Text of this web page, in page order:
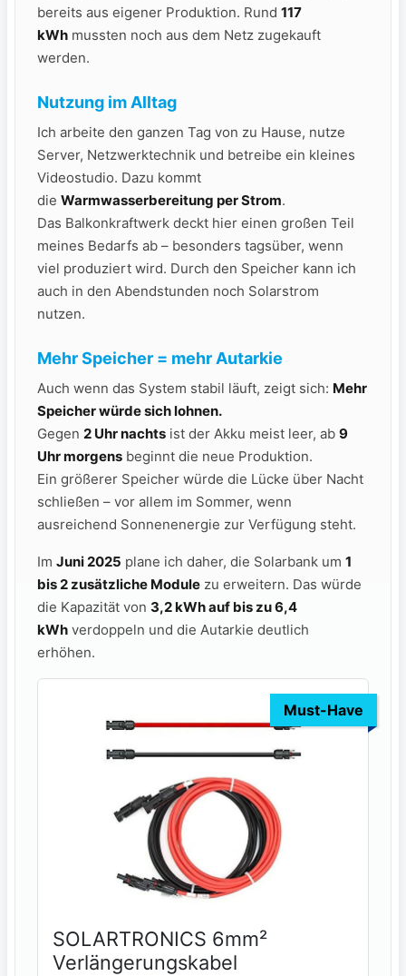
bereits aus eigener Produktion. Rund 117
kWh mussten noch aus dem Netz zugekauft
werden.
Nutzung im Alltag
Ich arbeite den ganzen Tag von zu Hause, nutze
Server, Netzwerktechnik und betreibe ein kleines
Videostudio. Dazu kommt
die Warmwasserbereitung per Strom.
Das Balkonkraftwerk deckt hier einen großen Teil
meines Bedarfs ab – besonders tagsüber, wenn
viel produziert wird. Durch den Speicher kann ich
auch in den Abendstunden noch Solarstrom
nutzen.
Mehr Speicher = mehr Autarkie
Auch wenn das System stabil läuft, zeigt sich: Mehr
Speicher würde sich lohnen.
Gegen 2 Uhr nachts ist der Akku meist leer, ab 9
Uhr morgens beginnt die neue Produktion.
Ein größerer Speicher würde die Lücke über Nacht
schließen – vor allem im Sommer, wenn
ausreichend Sonnenenergie zur Verfügung steht.
Im Juni 2025 plane ich daher, die Solarbank um 1
bis 2 zusätzliche Module zu erweitern. Das würde
die Kapazität von 3,2 kWh auf bis zu 6,4
kWh verdoppeln und die Autarkie deutlich
erhöhen.
Must-Have
SOLARTRONICS 6mm²
Verlängerungskabel